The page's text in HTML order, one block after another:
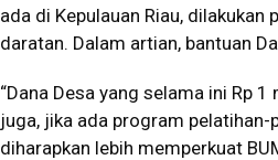
ada di Kepulauan Riau,
daratan. Dalam artian, bantuan
“Dana Desa yang selama ini Rp
juga, jika ada program pelatihan-
diharapkan lebih memperkuat